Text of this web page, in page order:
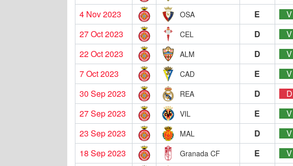
4 Nov 2023
OSA E V
27 Oct 2023
CEL D V
22 Oct 2023
ALM D V
7 Oct 2023
CAD E V
30 Sep 2023
REA D D
27 Sep 2023
VIL E V
23 Sep 2023
MAL D V
18 Sep 2023
Granada CF E V